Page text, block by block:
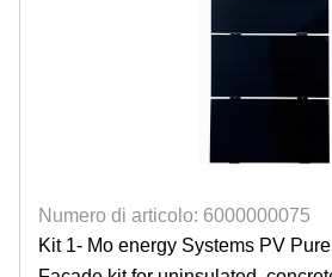
Numero di articolo: 6000000075
Kit 1- Mo energy Systems PV